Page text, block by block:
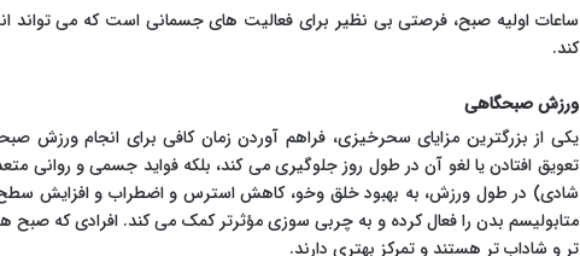
ساعات اولیه صبح، فرصتی بی نظیر برای فعالیت های جسمانی است که می تواند
کند.
ورزش صبحگاهی
یکی از بزرگترین مزایای سحرخیزی، فراهم آوردن زمان کافی برای انجام ورزش
تعویق افتادن یا لغو آن در طول روز جلوگیری می کند، بلکه فواید جسمی و روانی
شادی) در طول ورزش، به بهبود خلق وخو، کاهش استرس و اضطراب و افزایش
متابولیسم بدن را فعال کرده و به چربی سوزی مؤثرتر کمک می کند. افرادی که صبح
تر و شاداب تر هستند و تمرکز بهتری دارند.